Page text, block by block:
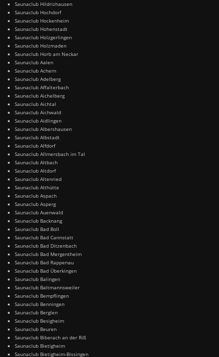
Saunaclub Hildrizhausen
Saunaclub Hochdorf
Saunaclub Hockenheim
Saunaclub Hohenstadt
Saunaclub Holzgerlingen
Saunaclub Holzmaden
Saunaclub Horb am Neckar
Saunaclub Aalen
Saunaclub Achern
Saunaclub Adelberg
Saunaclub Affalterbach
Saunaclub Aichelberg
Saunaclub Aichtal
Saunaclub Aichwald
Saunaclub Aidlingen
Saunaclub Albershausen
Saunaclub Albstadt
Saunaclub Alfdorf
Saunaclub Allmersbach im Tal
Saunaclub Altbach
Saunaclub Altdorf
Saunaclub Altenried
Saunaclub Althütte
Saunaclub Aspach
Saunaclub Asperg
Saunaclub Auenwald
Saunaclub Backnang
Saunaclub Bad Boll
Saunaclub Bad Cannstatt
Saunaclub Bad Ditzenbach
Saunaclub Bad Mergentheim
Saunaclub Bad Rappenau
Saunaclub Bad Überkingen
Saunaclub Balingen
Saunaclub Baltmannsweiler
Saunaclub Bempflingen
Saunaclub Benningen
Saunaclub Berglen
Saunaclub Besigheim
Saunaclub Beuren
Saunaclub Biberach an der Riß
Saunaclub Bietigheim
Saunaclub Bietigheim-Bissingen